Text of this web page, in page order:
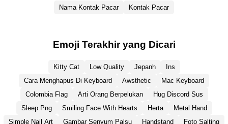
Nama Kontak Pacar Kontak Pacar
Emoji Terakhir yang Dicari
Kitty Cat Low Quality Jepanh
Ins
Cara Menghapus Di Keyboard
Awsthetic
Mac Keyboard
Colombia Flag
Arti Orang Berpelukan
Hug Discord Sus
Sleep Png
Smiling Face With Hearts Herta
Metal Hand
Simple Nail Art
Gambar Senyum Palsu Handstand
Foto Salting